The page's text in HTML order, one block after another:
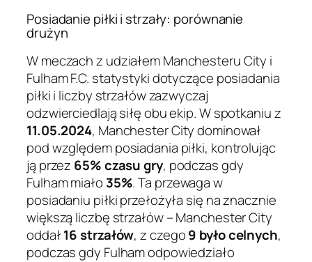
Posiadanie piłki i strzały: porównanie
drużyn
W meczach z udziałem Manchesteru City i
Fulham F.C. statystyki dotyczące posiadania
piłki i liczby strzałów zazwyczaj
odzwierciedlają siłę obu ekip. W spotkaniu z
11.05.2024, Manchester City dominował
pod względem posiadania piłki, kontrolując
ją przez 65% czasu gry, podczas gdy
Fulham miało 35%. Ta przewaga w
posiadaniu piłki przełożyła się na znacznie
większą liczbę strzałów – Manchester City
oddał16 strzałów, z czego9 było celnych,
podczas gdy Fulham odpowiedziało